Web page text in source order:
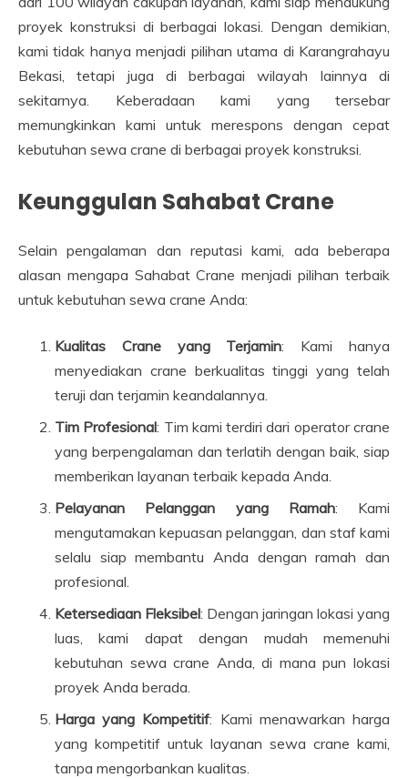
proyek konstruksi di berbagai lokasi. Dengan demikian,
kami tidak hanya menjadi pilihan utama di Karangrahayu
Bekasi, tetapi juga di berbagai wilayah lainnya di
sekitarnya. Keberadaan kami yang tersebar
memungkinkan kami untuk merespons dengan cepat
kebutuhan sewa crane di berbagai proyek konstruksi.
Keunggulan Sahabat Crane
Selain pengalaman dan reputasi kami, ada beberapa
alasan mengapa Sahabat Crane menjadi pilihan terbaik
untuk kebutuhan sewa crane Anda:
Kualitas Crane yang Terjamin: Kami hanya
menyediakan crane berkualitas tinggi yang telah
teruji dan terjamin keandalannya.
Tim Profesional: Tim kami terdiri dari operator crane
yang berpengalaman dan terlatih dengan baik, siap
memberikan layanan terbaik kepada Anda.
Pelayanan Pelanggan yang Ramah: Kami
mengutamakan kepuasan pelanggan, dan staf kami
selalu siap membantu Anda dengan ramah dan
profesional.
Ketersediaan Fleksibel: Dengan jaringan lokasi yang
luas, kami dapat dengan mudah memenuhi
kebutuhan sewa crane Anda, di mana pun lokasi
proyek Anda berada.
Harga yang Kompetitif: Kami menawarkan harga
yang kompetitif untuk layanan sewa crane kami,
tanpa mengorbankan kualitas.